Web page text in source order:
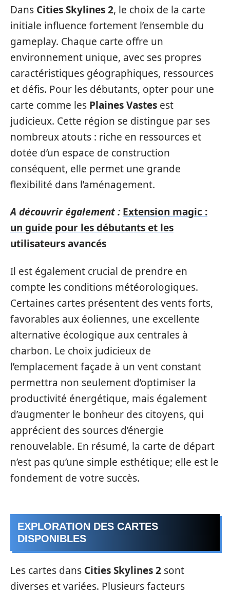
Dans Cities Skylines 2, le choix de la carte
initiale influence fortement l’ensemble du
gameplay. Chaque carte offre un
environnement unique, avec ses propres
caractéristiques géographiques, ressources
et défis. Pour les débutants, opter pour une
carte comme les Plaines Vastes est
judicieux. Cette région se distingue par ses
nombreux atouts : riche en ressources et
dotée d’un espace de construction
conséquent, elle permet une grande
flexibilité dans l’aménagement.
A découvrir également : Extension magic :
un guide pour les débutants et les
utilisateurs avancés
Il est également crucial de prendre en
compte les conditions météorologiques.
Certaines cartes présentent des vents forts,
favorables aux éoliennes, une excellente
alternative écologique aux centrales à
charbon. Le choix judicieux de
l’emplacement façade à un vent constant
permettra non seulement d’optimiser la
productivité énergétique, mais également
d’augmenter le bonheur des citoyens, qui
apprécient des sources d’énergie
renouvelable. En résumé, la carte de départ
n’est pas qu’une simple esthétique; elle est le
fondement de votre succès.
EXPLORATION DES CARTES
DISPONIBLES
Les cartes dans Cities Skylines 2 sont
diverses et variées. Plusieurs facteurs